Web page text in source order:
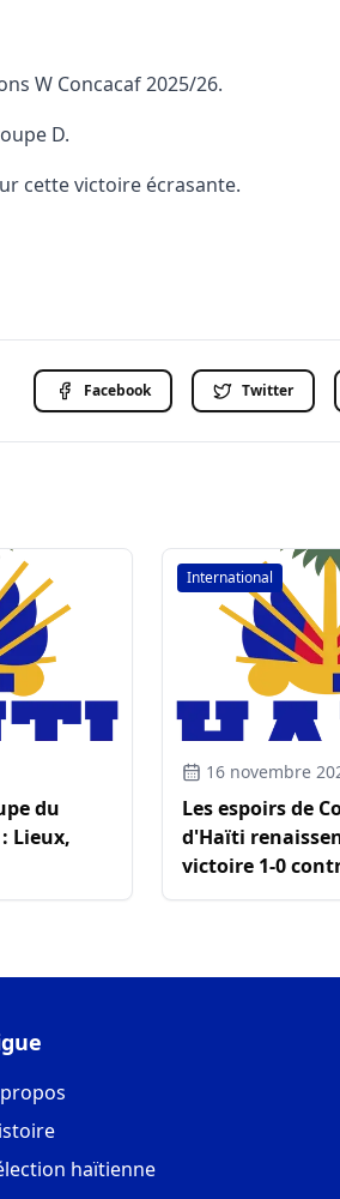
W Concacaf 2025/26.
D.
cette victoire écrasante.
Facebook Twitter
du
Lieux,
International
16 novembre
Les espoirs de
d'Haïti
victoire 1-0
haïtienne